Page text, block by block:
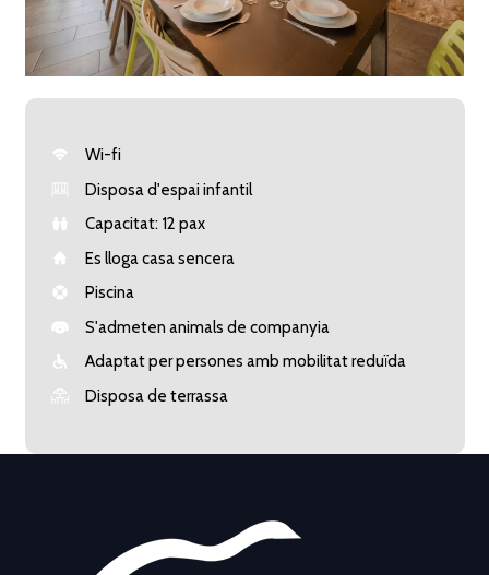
Wi-fi
Disposa d'espai infantil
Capacitat: 12 pax
Es lloga casa sencera
Piscina
S'admeten animals de companyia
Adaptat per persones amb mobilitat reduïda
Disposa de terrassa